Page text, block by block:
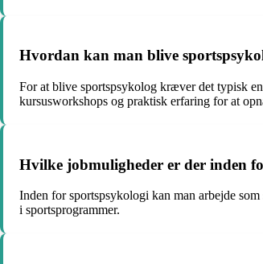
Hvordan kan man blive
For at blive sportspsykolog kræver det typisk
kursusworkshops og praktisk erfaring for at
Hvilke jobmuligheder er der inden
Inden for sportspsykologi kan man arbejde
i sportsprogrammer.